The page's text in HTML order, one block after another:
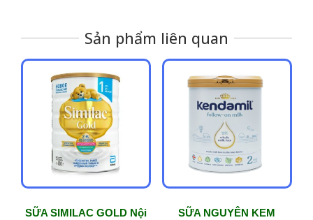
Sản phẩm liên quan
SỮA SIMILAC GOLD Nội
SỮA NGUYÊN KEM